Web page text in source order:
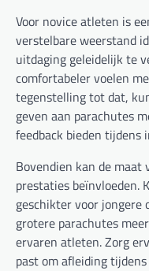
Voor novice atleten is
verstelbare weerstand
uitdaging geleidelijk te
comfortabeler voelen
tegenstelling tot dat,
geven aan parachutes
feedback bieden
Bovendien kan de maat
prestaties beïnvloeden.
geschikter voor
grotere parachutes
ervaren atleten. Zorg
past om afleiding